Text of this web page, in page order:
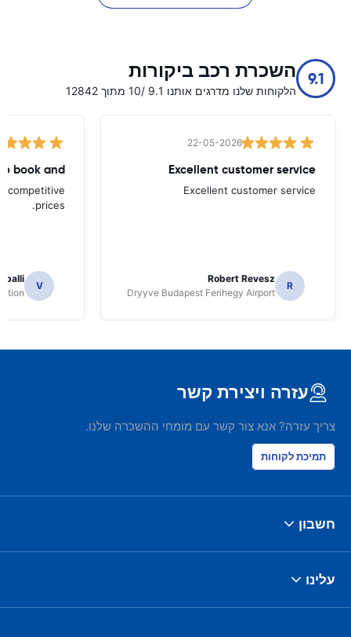
9.1 השכרת רכב ביקורות
הלקוחות שלנו מדרגים אותנו 9.1 /10 מתוך 12842
22-05-2026
Excellent customer service
Excellent customer service
R
Robert Revesz
Dryyve Budapest Ferihegy Airport
book and
competitive
prices.
V
עזרה ויצירת קשר
צריך עזרה? אנא צור קשר עם מומחי ההשכרה שלנו.
תמיכת לקוחות
חשבון
עלינו